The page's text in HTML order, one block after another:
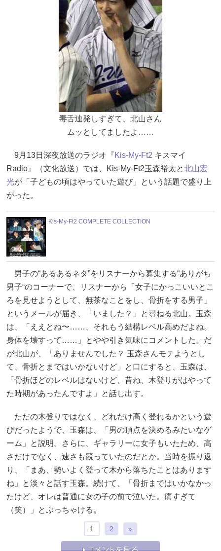
毒舌連発しすぎて、北山さん
ムッとしてましたよ……
9月13日深夜放送のラジオ『Kis-My-Ft2 キスマイ
Radio』（文化放送）では、Kis-My-Ft2玉森裕太と北山宏
光が「子どもの頃はやっていた遊び」という話題で盛り上
がった。
Kis-My-Ft2 COMPLETE COLLECTION
男子の“あるあるネタ”をリスナーから募集する“ありがち
男子“のコーナーで、リスナーから「女子にかっこいいとこ
ろを見せようとして、無茶なことをし、骨折をする男子」
というメールが届き、「いました？」と尋ねる北山。玉森
は、「ええとね〜……、それもう結構レベル高めだよね。
身体を壊すって……」とやや引き気味にコメントした。だ
が北山が、「ありませんでした？ 玉森さんモテようとし
て、骨折とまではいかないけど」と口にすると、玉森は、
「骨折ほどのレベルはないけど、昔ね、木登りがはやって
た時期があったんですよ」と話し出す。
ただの木登りではなく、どれだけ高く登れるかという遊
びだったようで、玉森は、「男の頂点を決めるみたいなゲ
ーム」と説明。さらに、ギャラリーに女子もいたため、高
さだけでなく、速さも競っていたのだとか。当時を振り返
り、「まあ、勢いよく登って木から落ちたことはあります
ね」と淡々と話す玉森。続けて、「骨折まではいかなかっ
たけど、オレは普通に女の子の前で泣いた。痛すぎて
（笑）」とぶっちゃける。
1 2 »